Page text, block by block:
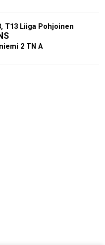
T13 Liiga Pohjoinen
2 TN A